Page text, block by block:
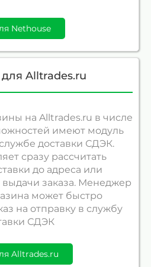
Nethouse
Alltrades.ru
на Alltrades.ru в числе
имеют модуль
доставки СДЭК.
сразу рассчитать
до адреса или
заказа. Менеджер
может быстро
на отправку в службу
СДЭК
Alltrades.ru